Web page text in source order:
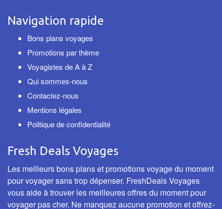
Navigation rapide
Bons plans voyages
Promotions par thème
Voyagistes de A à Z
Qui sommes-nous
Contactez-nous
Mentions légales
Politique de confidentialité
Fresh Deals Voyages
Les meilleurs bons plans et promotions voyage du moment
pour voyager sans trop dépenser. FreshDeals Voyages
vous aide à trouver les meilleures offres du moment pour
voyager pas cher. Ne manquez aucune promotion et offrez-